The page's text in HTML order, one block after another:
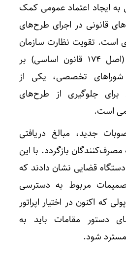
به ایجاد اعتماد عمومی کمک
قانونی در اجرای طرح‌های
است. تقویت نظارت سازمان
بازرسی و رگولاتوری (اصل ۱۷۴ قانون اساسی) بر
تخصصی، یکی از
برای جلوگیری از طرح‌های
است.
جدید، مبالغ دریافتی
مصرف‌کنندگان بازگردد. با این
دستگاه قضایی نشان دادند که
مربوط به دسترسی
که اکنون در اختیار اپراتور
دستور مقامات باید به
شود.